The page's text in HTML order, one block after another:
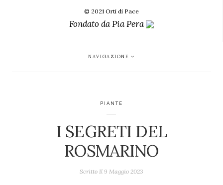
© 2021 Orti di Pace
Fondato daPia Pera
NAVIGAZIONE
PIANTE
I SEGRETI DEL
ROSMARINO
Scritto Il 9 Maggio 2023